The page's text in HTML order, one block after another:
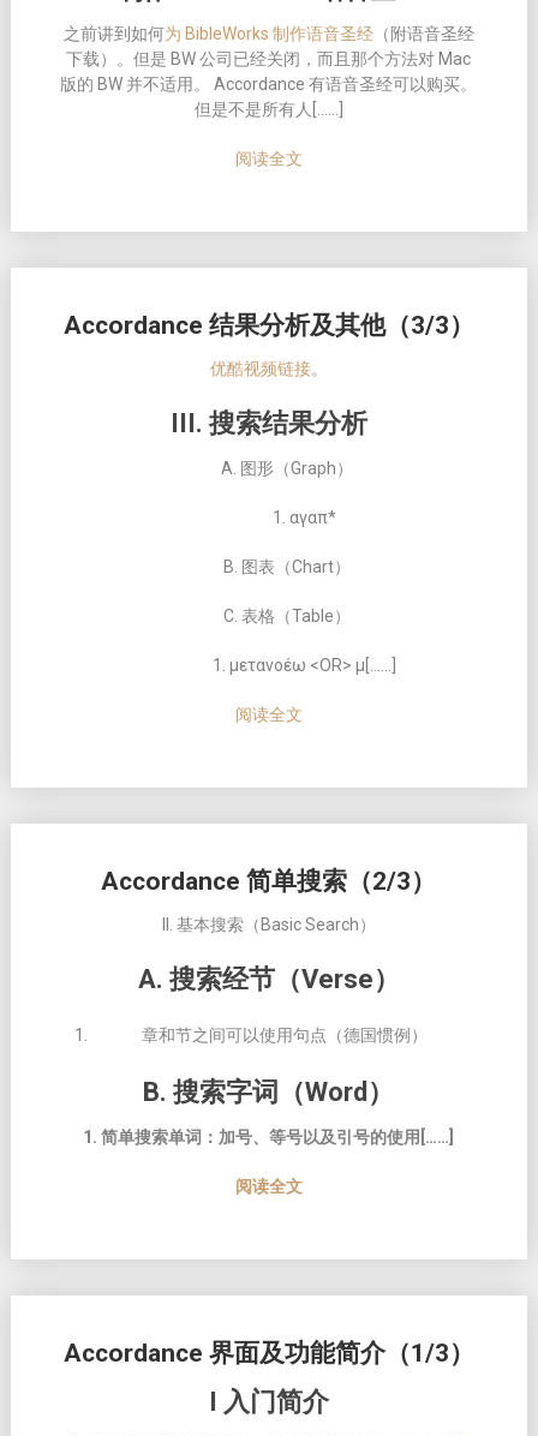
之前讲到如何为 BibleWorks 制作语音圣经（附语音圣经
下载）。但是 BW 公司已经关闭，而且那个方法对 Mac
版的 BW 并不适用。 Accordance 有语音圣经可以购买。
但是不是所有人[……]
阅读全文
Accordance 结果分析及其他（3/3）
优酷视频链接。
III. 搜索结果分析
A. 图形（Graph）
1. αγαπ*
B. 图表（Chart）
C. 表格（Table）
1. μετανοέω <OR> μ[……]
阅读全文
Accordance 简单搜索（2/3）
II. 基本搜索（Basic Search）
A. 搜索经节（Verse）
章和节之间可以使用句点（德国惯例）
B. 搜索字词（Word）
1. 简单搜索单词：加号、等号以及引号的使用[……]
阅读全文
Accordance 界面及功能简介（1/3）
I 入门简介